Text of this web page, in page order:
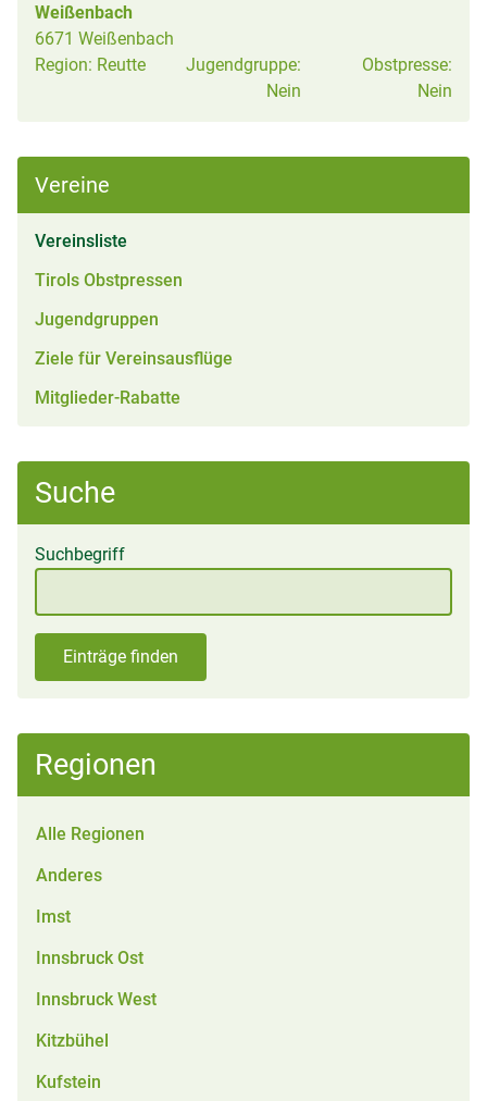
Vereine
Vereinsliste
Tirols Obstpressen
Jugendgruppen
Ziele für Vereinsausflüge
Mitglieder-Rabatte
Suche
Suchbegriff
Einträge finden
Regionen
Alle Regionen
Anderes
Imst
Innsbruck Ost
Innsbruck West
Kitzbühel
Kufstein
Weißenbach
6671 Weißenbach
Region: Reutte
Jugendgruppe:
Nein
Obstpresse:
Nein